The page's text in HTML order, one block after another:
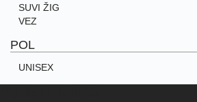
SUVI ŽIG
VEZ
POL
UNISEX